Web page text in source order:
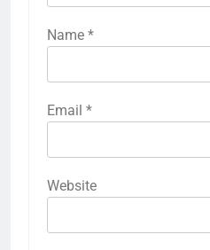
Name *
Email *
Website